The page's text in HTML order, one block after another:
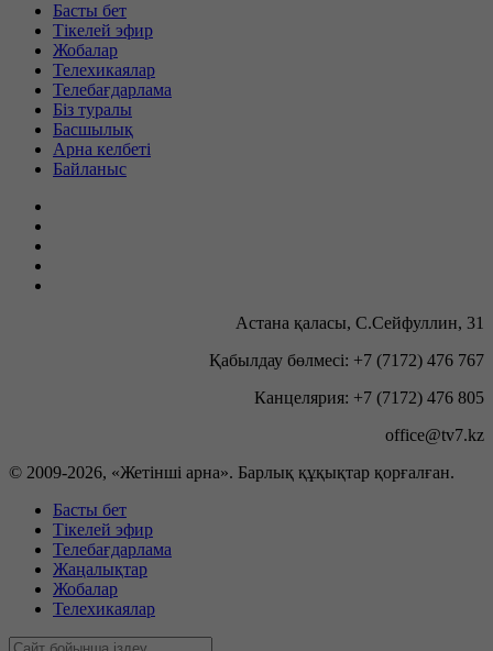
Басты бет
Тікелей эфир
Жобалар
Телехикаялар
Телебағдарлама
Біз туралы
Басшылық
Арна келбеті
Байланыс
Астана қаласы, С.Сейфуллин, 31
Қабылдау бөлмесі: +7 (7172) 476 767
Канцелярия: +7 (7172) 476 805
office@tv7.kz
© 2009-2026, «Жетінші арна». Барлық құқықтар қорғалған.
Басты бет
Тікелей эфир
Телебағдарлама
Жаңалықтар
Жобалар
Телехикаялар